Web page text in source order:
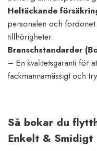
Heltäckande
personalen och
tillhörigheter.
Branschstandarder
– En kvalitetsgaranti för
fackmannamässigt och
Så bokar du
Enkelt & Smidigt